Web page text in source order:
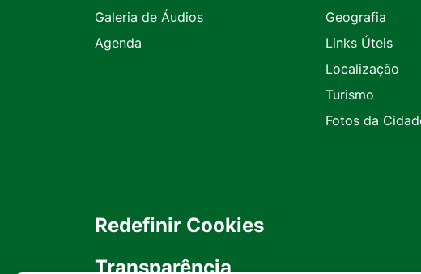
Galeria de Áudios
Agenda
Geografia
Links Úteis
Localização
Turismo
Fotos da
Redefinir Cookies
Transparência